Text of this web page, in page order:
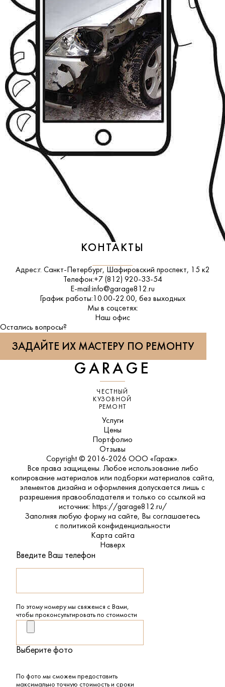
КОНТАКТЫ
Адрес:г. Санкт-Петербург, Шафировский проспект, 15 к2
Телефон:+7 (812) 920-33-54
E-mail:info@garage812.ru
График работы: 10.00-22.00, без выходных
Мы в соцсетях:
ВКонтакте
Наш офис
Остались вопросы?
ЗАДАЙТЕ ИХ МАСТЕРУ ПО РЕМОНТУ
GARAGE
ЧЕСТНЫЙ
КУЗОВНОЙ
РЕМОНТ
Услуги
Цены
Портфолио
Отзывы
Copyright © 2016-2026 ООО «Гараж».
Все права защищены. Любое использование либо
копирование материалов или подборки материалов сайта,
элементов дизайна и оформления допускается лишь с
разрешения правообладателя и только со ссылкой на
источник: https://garage812.ru/
Заполняя любую форму на сайте, Вы соглашаетесь
с политикой конфиденциальности
Карта сайта
Наверх
Введите Ваш телефон
По этому номеру мы свяжемся с Вами,
чтобы проконсультировать по стоимости
Выберите фото
По фото мы сможем предоставить
максимально точную стоимость и сроки